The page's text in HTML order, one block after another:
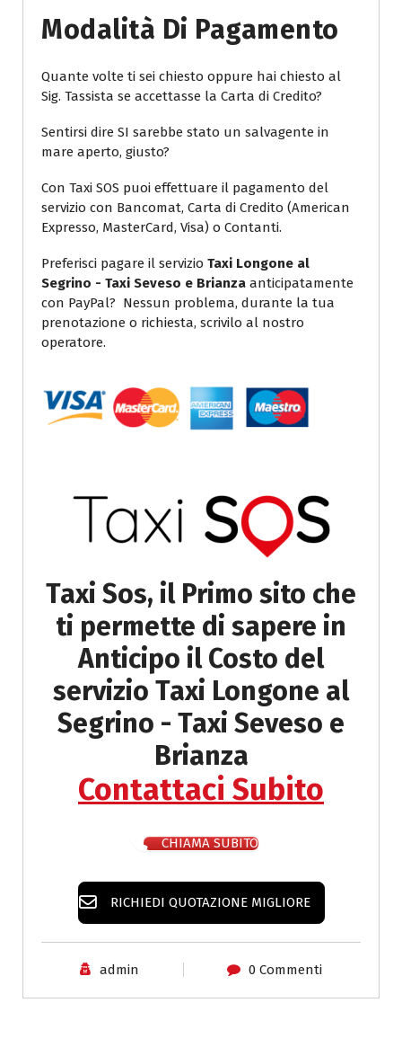
Modalità Di Pagamento
Quante volte ti sei chiesto oppure hai chiesto al
Sig. Tassista se accettasse la Carta di Credito?
Sentirsi dire SI sarebbe stato un salvagente in
mare aperto, giusto?
Con Taxi SOS puoi effettuare il pagamento del
servizio con Bancomat, Carta di Credito (American
Expresso, MasterCard, Visa) o Contanti.
Preferisci pagare il servizio Taxi Longone al
Segrino - Taxi Seveso e Brianza anticipatamente
con PayPal? Nessun problema, durante la tua
prenotazione o richiesta, scrivilo al nostro
operatore.
Taxi Sos, il Primo sito che
ti permette di sapere in
Anticipo ilCosto del
servizio Taxi Longone al
Segrino - Taxi Seveso e
Brianza
Contattaci Subito
CHIAMA SUBITO
RICHIEDI QUOTAZIONE MIGLIORE
admin 0 Commenti